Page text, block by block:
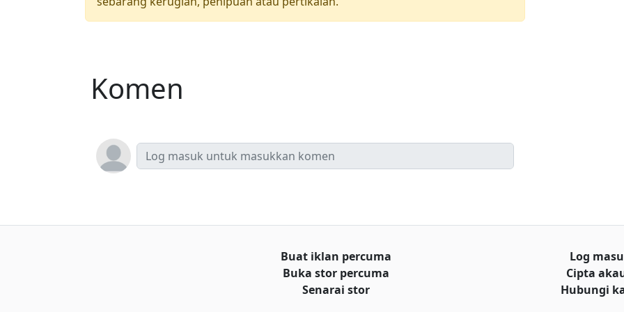
Komen
Buat iklan percuma
Buka stor percuma
Senarai stor
Log
Cipta
Hubungi